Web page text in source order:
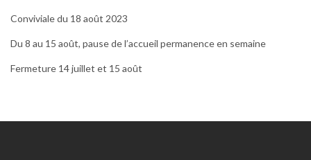
Conviviale du 18 août 2023
Du 8 au 15 août, pause de l’accueil permanence en semaine
Fermeture 14 juillet et 15 août